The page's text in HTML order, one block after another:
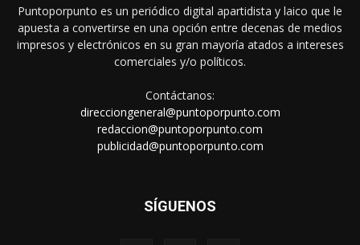
Puntoporpunto es un periódico digital apartidista y laico que le
apuesta a convertirse en una opción entre decenas de medios
impresos y electrónicos en su gran mayoría atados a intereses
comerciales y/o políticos.
Contáctanos:
direcciongeneral@puntoporpunto.com
redaccion@puntoporpunto.com
publicidad@puntoporpunto.com
SÍGUENOS